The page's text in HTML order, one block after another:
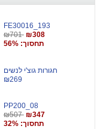
FE30016_193
₪701 ₪308
תחסוך: 56%
חגורות גוצ'י לנשים
₪269
PP200_08
₪507 ₪347
תחסוך: 32%